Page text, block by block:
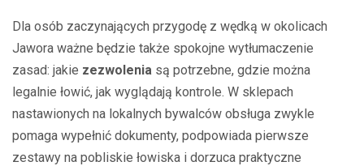
Dla osób zaczynających przygodę z wędką w okolicach
Jawora ważne będzie także spokojne wytłumaczenie
zasad: jakie zezwolenia są potrzebne, gdzie można
legalnie łowić, jak wyglądają kontrole. W sklepach
nastawionych na lokalnych bywalców obsługa zwykle
pomaga wypełnić dokumenty, podpowiada pierwsze
zestawy na pobliskie łowiska i dorzuca praktyczne